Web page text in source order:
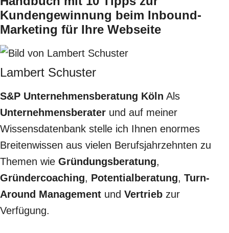
Kundengewinnung beim Inbound-
Marketing für Ihre Webseite
Lambert Schuster
S&P Unternehmensberatung Köln Als
Unternehmensberater und auf meiner
Wissensdatenbank stelle ich Ihnen enormes
Breitenwissen aus vielen Berufsjahrzehnten zu
Themen wie Gründungsberatung,
Gründercoaching, Potentialberatung, Turn-
Around Management und Vertrieb zur
Verfügung.